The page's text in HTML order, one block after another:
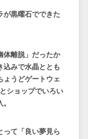
が黒曜石でできた
体離脱」だったか
込みで水晶ととも
ょうどゲートウェ
ショップでいろい
って「良い夢見ら